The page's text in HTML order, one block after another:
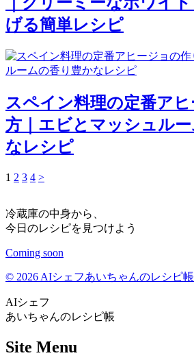
1 2 3 4 >
冷蔵庫の中身から、
今日のレシピを見つけよう
Coming soon
© 2026 AIシェフあいちゃんのレシピ帳
AIシェフ
あいちゃんのレシピ帳
Site Menu